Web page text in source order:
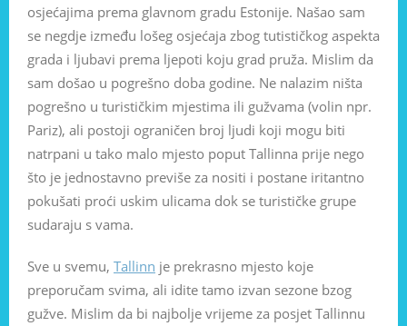
osjećajima prema glavnom gradu Estonije. Našao sam
se negdje između lošeg osjećaja zbog tutističkog aspekta
grada i ljubavi prema ljepoti koju grad pruža. Mislim da
sam došao u pogrešno doba godine. Ne nalazim ništa
pogrešno u turističkim mjestima ili gužvama (volin npr.
Pariz), ali postoji ograničen broj ljudi koji mogu biti
natrpani u tako malo mjesto poput Tallinna prije nego
što je jednostavno previše za nositi i postane iritantno
pokušati proći uskim ulicama dok se turističke grupe
sudaraju s vama.
Sve u svemu, Tallinn je prekrasno mjesto koje
preporučam svima, ali idite tamo izvan sezone bzog
gužve. Mislim da bi najbolje vrijeme za posjet Tallinnu